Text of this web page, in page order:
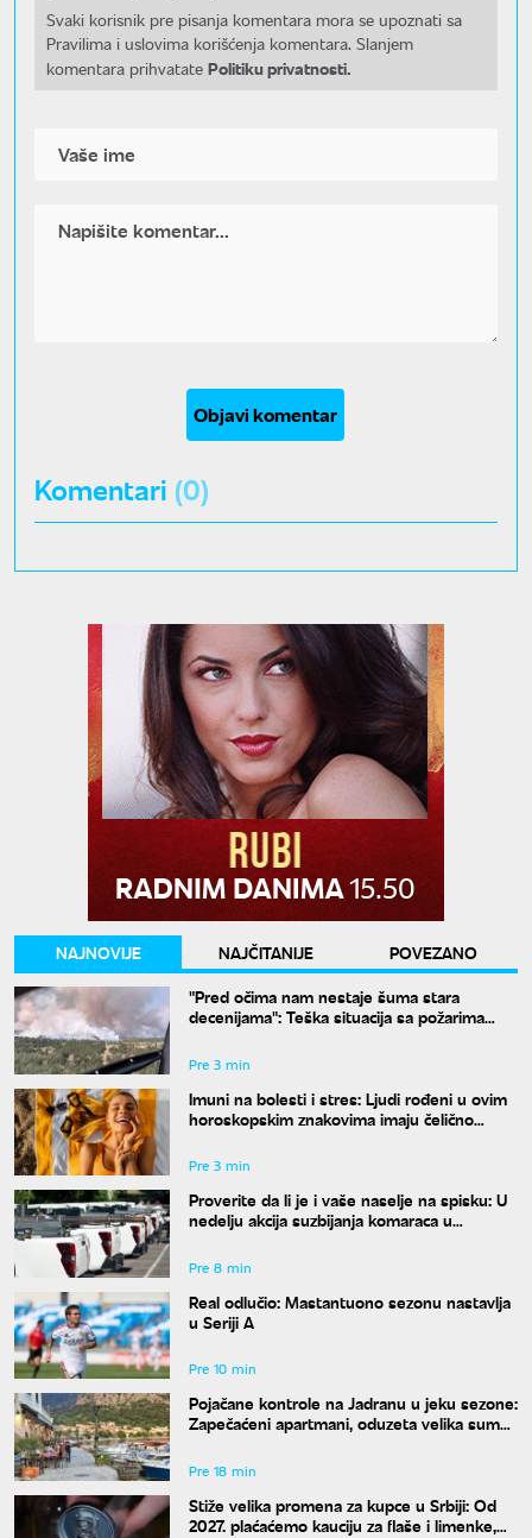
Svaki korisnik pre pisanja komentara mora se upoznati sa
Pravilima i uslovima korišćenja komentara. Slanjem
komentara prihvatate Politiku privatnosti.
Objavi komentar
Komentari (0)
NAJNOVIJE NAJČITANIJE
POVEZANO
"Pred očima nam nestaje šuma stara
decenijama": Teška situacija sa požarima
Pre 3 min
Imuni na bolesti i stres: Ljudi rođeni u ovim
horoskopskim znakovima imaju čelično
Pre 3 min
Proverite da li je i vaše naselje na spisku: U
nedelju akcija suzbijanja komaraca u
Pre 8 min
Real odlučio: Mastantuono sezonu nastavlja
u Seriji A
Pre 10 min
Pojačane kontrole na Jadranu u jeku sezone:
Zapečaćeni apartmani, oduzeta velika suma
Pre 18 min
Stiže velika promena za kupce u Srbiji: Od
2027. plaćaćemo kauciju za flaše i limenke,